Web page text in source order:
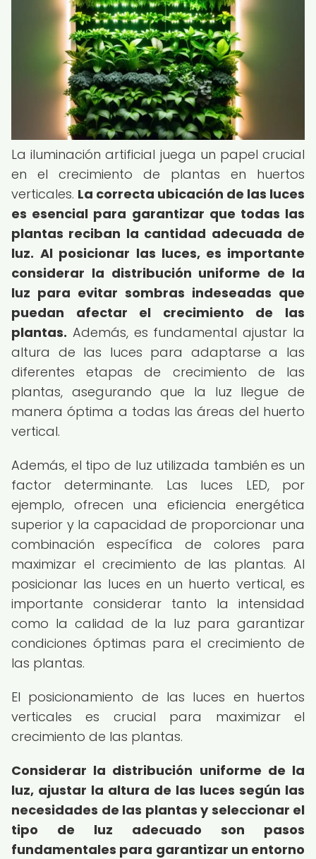
La iluminación artificial juega un papel crucial
en el crecimiento de plantas en huertos
verticales. La correcta ubicación de las luces
es esencial para garantizar que todas las
plantas reciban la cantidad adecuada de
luz. Al posicionar las luces, es importante
considerar la distribución uniforme de la
luz para evitar sombras indeseadas que
puedan afectar el crecimiento de las
plantas. Además, es fundamental ajustar la
altura de las luces para adaptarse a las
diferentes etapas de crecimiento de las
plantas, asegurando que la luz llegue de
manera óptima a todas las áreas del huerto
vertical.
Además, el tipo de luz utilizada también es un
factor determinante. Las luces LED, por
ejemplo, ofrecen una eficiencia energética
superior y la capacidad de proporcionar una
combinación específica de colores para
maximizar el crecimiento de las plantas. Al
posicionar las luces en un huerto vertical, es
importante considerar tanto la intensidad
como la calidad de la luz para garantizar
condiciones óptimas para el crecimiento de
las plantas.
El posicionamiento de las luces en huertos
verticales es crucial para maximizar el
crecimiento de las plantas.
Considerar la distribución uniforme de la
luz, ajustar la altura de las luces según las
necesidades de las plantas y seleccionar el
tipo de luz adecuado son pasos
fundamentales para garantizar un entorno